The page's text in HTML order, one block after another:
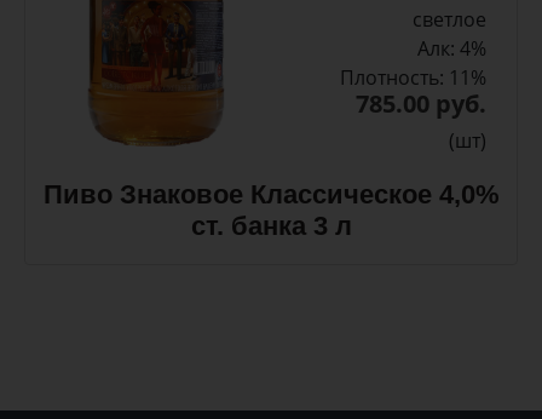
светлое
Алк: 4%
Плотность: 11%
785.00 руб.
(шт)
Пиво Знаковое Классическое 4,0%
ст. банка 3 л